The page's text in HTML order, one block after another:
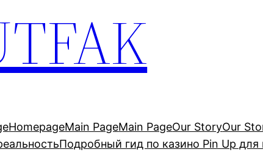
HomepageMain PageMain PageOur StoryOur
Подробный гид по казино Pin Up для